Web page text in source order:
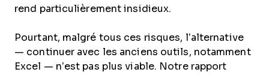
rend particulièrement insidieux.
Pourtant, malgré tous ces risques, l’alternative
— continuer avec les anciens outils, notamment
Excel — n’est pas plus viable. Notre rapport